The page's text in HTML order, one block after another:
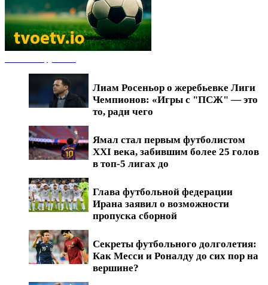
Лиам Росеньор о жеребьевке Лиги
Чемпионов: «Игры с "ПСЖ" — это
то, ради чего
Ямал стал первым футболистом
XXI века, забившим более 25 голов
в топ-5 лигах до
Глава футбольной федерации
Ирана заявил о возможности
пропуска сборной
Секреты футбольного долголетия:
Как Месси и Роналду до сих пор на
вершине?